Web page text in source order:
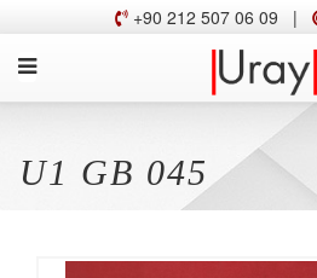
+90 212 507 06 09 |
U1 GB 045